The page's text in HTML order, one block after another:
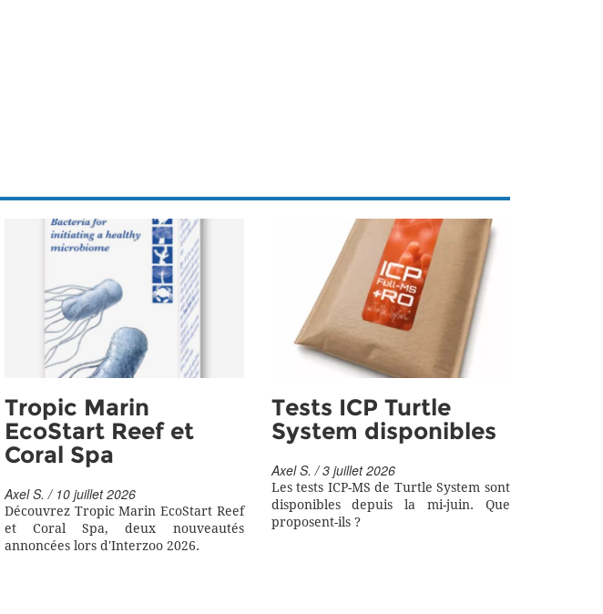
Tropic Marin
EcoStart Reef et
Coral Spa
Axel S. / 10 juillet 2026
Découvrez Tropic Marin EcoStart Reef
et Coral Spa, deux nouveautés
annoncées lors d'Interzoo 2026.
Tests ICP Turtle
System disponibles
Axel S. / 3 juillet 2026
Les tests ICP-MS de Turtle System sont
disponibles depuis la mi-juin. Que
proposent-ils ?